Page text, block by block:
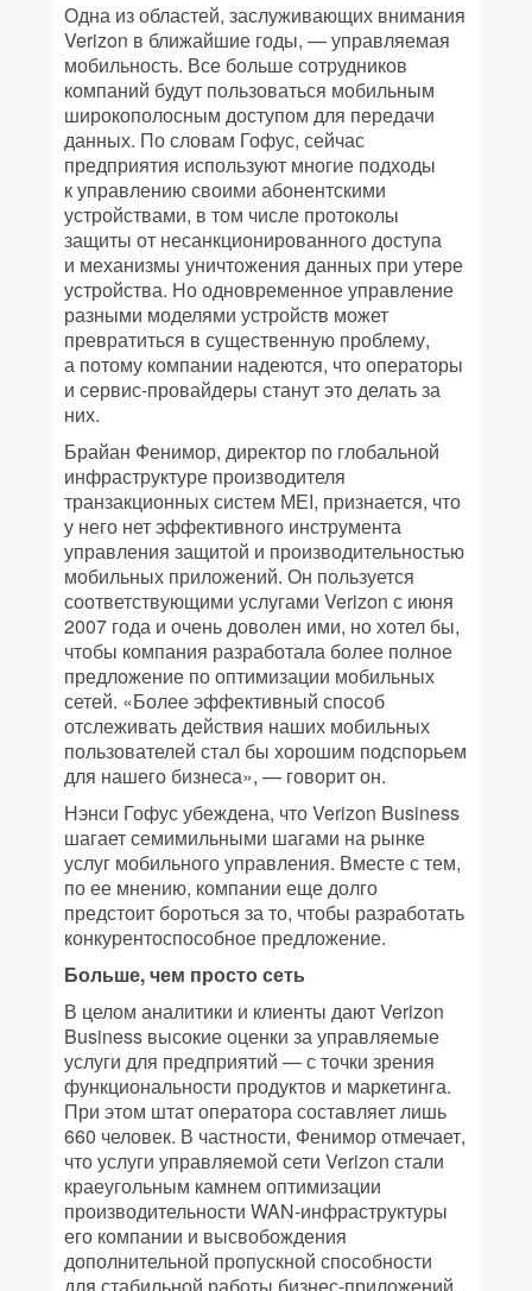
Одна из областей, заслуживающих внимания
Verizon в ближайшие годы, — управляемая
мобильность. Все больше сотрудников
компаний будут пользоваться мобильным
широкополосным доступом для передачи
данных. По словам Гофус, сейчас
предприятия используют многие подходы
к управлению своими абонентскими
устройствами, в том числе протоколы
защиты от несанкционированного доступа
и механизмы уничтожения данных при утере
устройства. Но одновременное управление
разными моделями устройств может
превратиться в существенную проблему,
а потому компании надеются, что операторы
и сервис-провайдеры станут это делать за
них.
Брайан Фенимор, директор по глобальной
инфраструктуре производителя
транзакционных систем МЕI, признается, что
у него нет эффективного инструмента
управления защитой и производительностью
мобильных приложений. Он пользуется
соответствующими услугами Verizon с июня
2007 года и очень доволен ими, но хотел бы,
чтобы компания разработала более полное
предложение по оптимизации мобильных
сетей. «Более эффективный способ
отслеживать действия наших мобильных
пользователей стал бы хорошим подспорьем
для нашего бизнеса», — говорит он.
Нэнси Гофус убеждена, что Verizon Business
шагает семимильными шагами на рынке
услуг мобильного управления. Вместе с тем,
по ее мнению, компании еще долго
предстоит бороться за то, чтобы разработать
конкурентоспособное предложение.
Больше, чем просто сеть
В целом аналитики и клиенты дают Verizon
Business высокие оценки за управляемые
услуги для предприятий — с точки зрения
функциональности продуктов и маркетинга.
При этом штат оператора составляет лишь
660 человек. В частности, Фенимор отмечает,
что услуги управляемой сети Verizon стали
краеугольным камнем оптимизации
производительности WAN-инфраструктуры
его компании и высвобождения
дополнительной пропускной способности